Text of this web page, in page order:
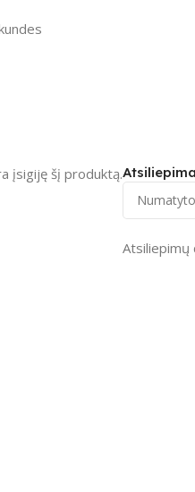
Atsiliepimų
įsigiję šį produktą.